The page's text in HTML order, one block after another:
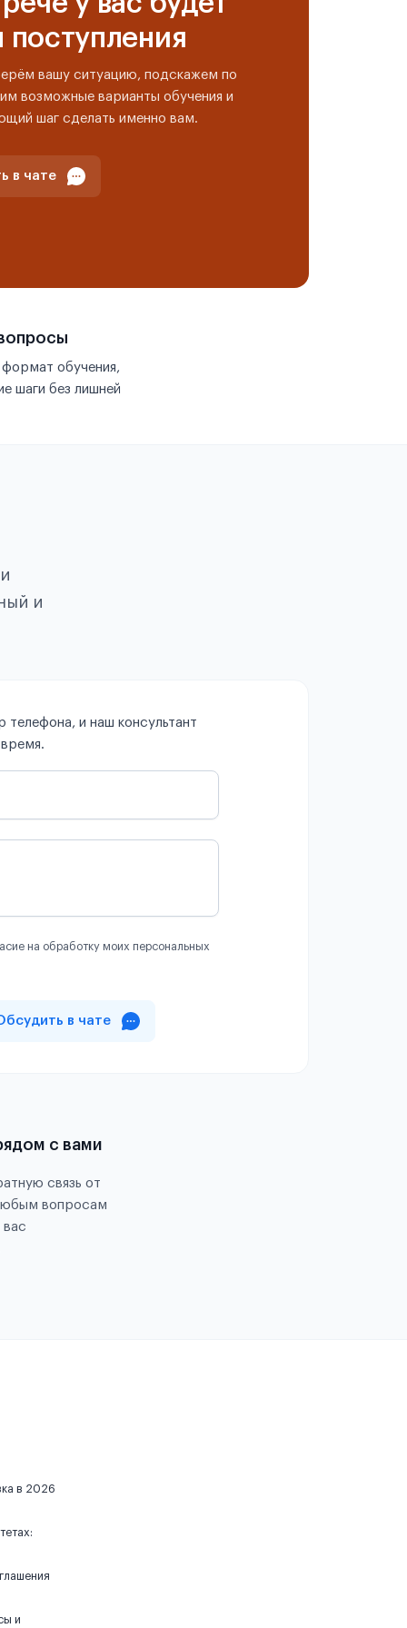
поступления
вашу ситуацию, подскажем по
возможные варианты обучения и
шаг сделать именно вам.
в чате
обучения,
шаги без лишней
и
и наш консультант
на обработку моих персональных
в чате
с вами
связь от
вопросам
в 2026
и